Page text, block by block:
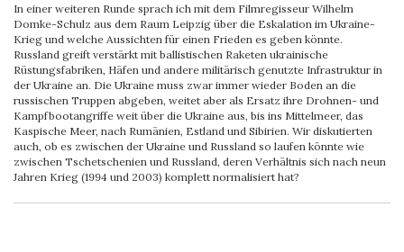
In einer weiteren Runde sprach ich mit dem Filmregisseur Wilhelm
Domke-Schulz aus dem Raum Leipzig über die Eskalation im Ukraine-
Krieg und welche Aussichten für einen Frieden es geben könnte.
Russland greift verstärkt mit ballistischen Raketen ukrainische
Rüstungsfabriken, Häfen und andere militärisch genutzte Infrastruktur in
der Ukraine an. Die Ukraine muss zwar immer wieder Boden an die
russischen Truppen abgeben, weitet aber als Ersatz ihre Drohnen- und
Kampfbootangriffe weit über die Ukraine aus, bis ins Mittelmeer, das
Kaspische Meer, nach Rumänien, Estland und Sibirien. Wir diskutierten
auch, ob es zwischen der Ukraine und Russland so laufen könnte wie
zwischen Tschetschenien und Russland, deren Verhältnis sich nach neun
Jahren Krieg (1994 und 2003) komplett normalisiert hat?